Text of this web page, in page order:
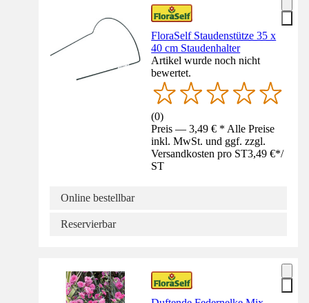
FloraSelf Staudenstütze 35 x
40 cm Staudenhalter
Artikel wurde noch nicht
bewertet.
(0)
Preis — 3,49 € * Alle Preise
inkl. MwSt. und ggf. zzgl.
Versandkosten pro ST3,49 €*/
ST
Online bestellbar
Reservierbar